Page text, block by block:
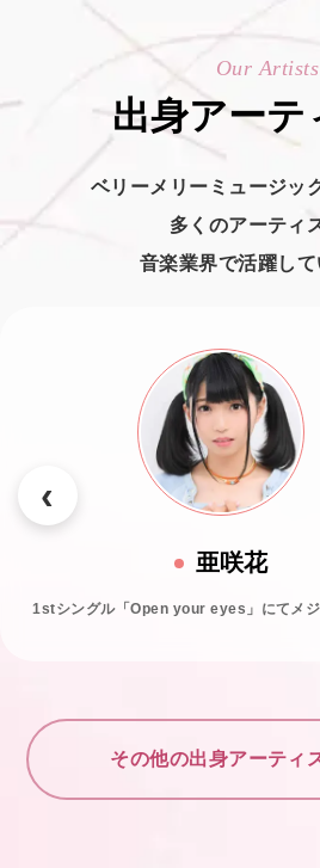
Our Artists
出身アーテ
ベリーメリーミュージッ
多くのアーティ
音楽業界で活躍して
亜咲花
1stシングル「Open your eyes」にてメ
その他の出身アーティ